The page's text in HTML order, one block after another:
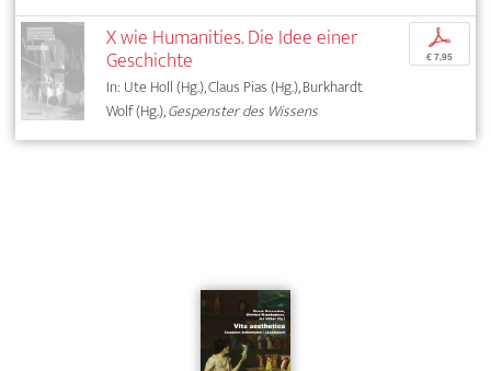
X wie Humanities. Die Idee einer
Geschichte
In: Ute Holl (Hg.), Claus Pias (Hg.), Burkhardt
Wolf (Hg.),Gespenster des Wissens
p
€ 7,95